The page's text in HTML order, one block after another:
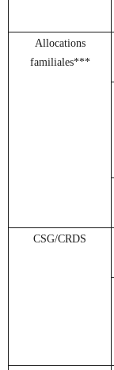
Allocations
familiales***
CSG/CRDS